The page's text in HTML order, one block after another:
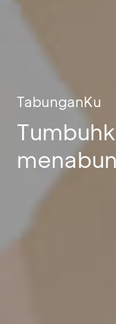
TabunganKu